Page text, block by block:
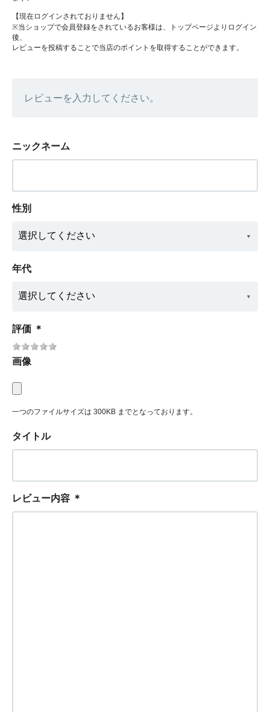
【現在ログインされておりません】
※当ショップで会員登録をされているお客様は、トップページよりログイン
後、
レビューを投稿することで当店のポイントを取得することができます。
レビューを入力してください。
ニックネーム
性別
年代
評価 ＊
画像
一つのファイルサイズは 300KB までとなっております。
タイトル
レビュー内容 ＊